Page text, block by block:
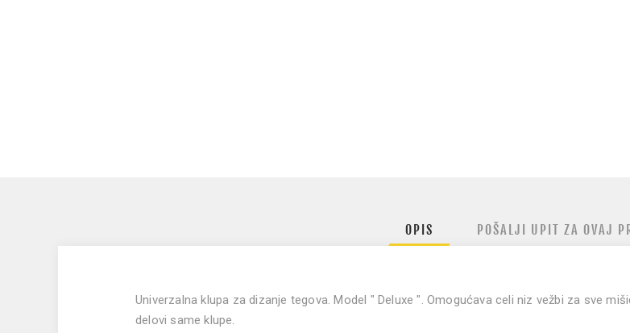
OPIS POŠALJI UPIT ZA OVAJ
Univerzalna klupa za dizanje tegova. Model " Deluxe ". Omogućava celi niz vežbi za sve
delovi same klupe.